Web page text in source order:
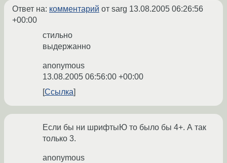
Ответ на: комментарий от sarg 13.08.2005 06:26:56
+00:00
стильно
выдержанно
anonymous
13.08.2005 06:56:00 +00:00
Ссылка
Если бы ни шрифтыЮ то было бы 4+. А так
только 3.
anonymous